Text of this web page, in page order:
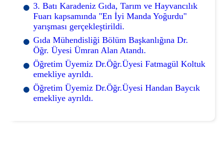
3. Batı Karadeniz Gıda, Tarım ve Hayvancılık
Fuarı kapsamında "En İyi Manda Yoğurdu"
yarışması gerçekleştirildi.
Gıda Mühendisliği Bölüm Başkanlığına Dr.
Öğr. Üyesi Ümran Alan Atandı.
Öğretim Üyemiz Dr.Öğr.Üyesi Fatmagül Koltuk
emekliye ayrıldı.
Öğretim Üyemiz Dr.Öğr.Üyesi Handan Baycık
emekliye ayrıldı.